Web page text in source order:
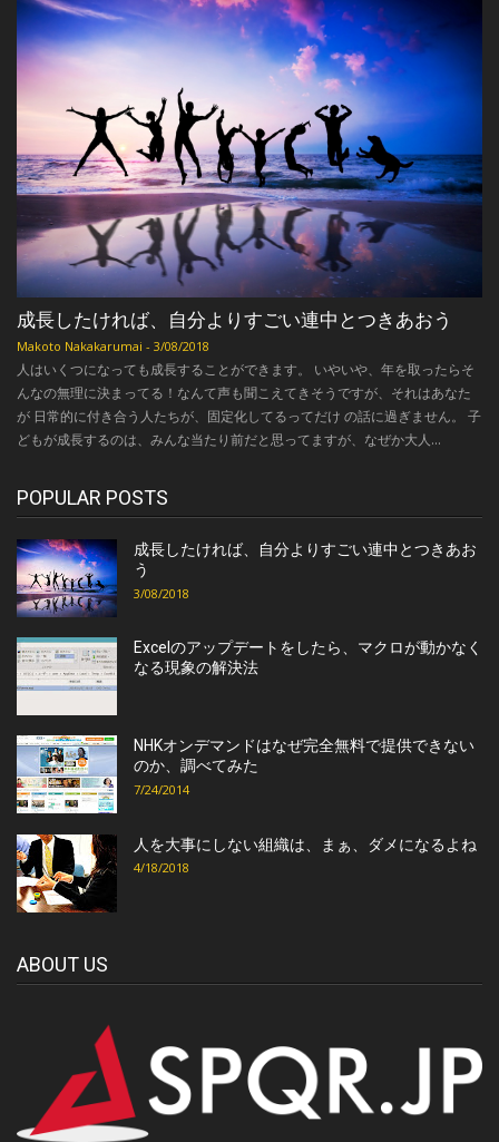
成長したければ、自分よりすごい連中とつきあおう
Makoto Nakakarumai - 3/08/2018
人はいくつになっても成長することができます。 いやいや、年を取ったらそ
んなの無理に決まってる！なんて声も聞こえてきそうですが、それはあなた
が 日常的に付き合う人たちが、固定化してるってだけ の話に過ぎません。 子
どもが成長するのは、みんな当たり前だと思ってますが、なぜか大人...
POPULAR POSTS
成長したければ、自分よりすごい連中とつきあお
う
3/08/2018
Excelのアップデートをしたら、マクロが動かなく
なる現象の解決法
NHKオンデマンドはなぜ完全無料で提供できない
のか、調べてみた
7/24/2014
人を大事にしない組織は、まぁ、ダメになるよね
4/18/2018
ABOUT US